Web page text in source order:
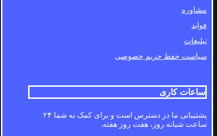
مشاوره
فواید
تبلیغات
سیاست حفظ حریم خصوصی
ساعات کاری
پشتیبانی ما در دسترس است و برای کمک به شما ۲۴
ساعت شبانه روز، هفت روز هفته.